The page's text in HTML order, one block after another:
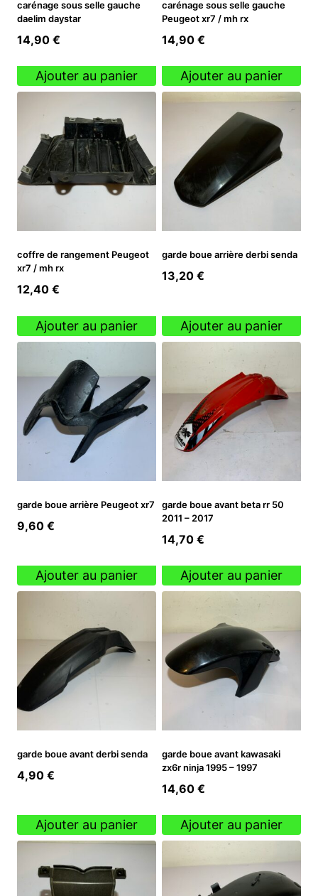
carénage sous selle gauche
daelim daystar
14,90 €
Ajouter au panier
carénage sous selle gauche
Peugeot xr7 / mh rx
14,90 €
Ajouter au panier
coffre de rangement Peugeot
xr7 / mh rx
12,40 €
Ajouter au panier
garde boue arrière derbi senda
13,20 €
Ajouter au panier
garde boue arrière Peugeot xr7
9,60 €
Ajouter au panier
garde boue avant beta rr 50
2011 – 2017
14,70 €
Ajouter au panier
garde boue avant derbi senda
4,90 €
Ajouter au panier
garde boue avant kawasaki
zx6r ninja 1995 – 1997
14,60 €
Ajouter au panier